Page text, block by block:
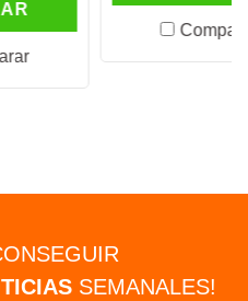
Comparar
SEMANALES!